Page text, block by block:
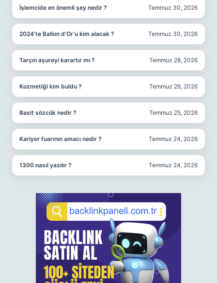
İşlemcide en önemli şey nedir ? Temmuz 30, 2026
2024’te Ballon d’Or’u kim alacak ? Temmuz 30, 2026
Tarçın aşureyi karartır mı ? Temmuz 28, 2026
Kozmetiği kim buldu ? Temmuz 26, 2026
Basit sözcük nedir ? Temmuz 25, 2026
Kariyer fuarının amacı nedir ? Temmuz 24, 2026
1300 nasıl yazılır ? Temmuz 24, 2026